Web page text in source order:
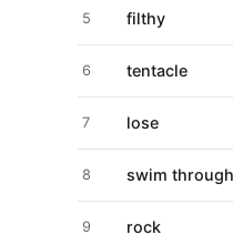
5 filthy
6 tentacle
7 lose
8 swim through
9 rock